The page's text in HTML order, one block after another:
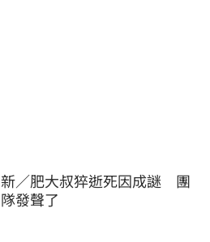
新／肥大叔猝逝死因成謎　團
隊發聲了